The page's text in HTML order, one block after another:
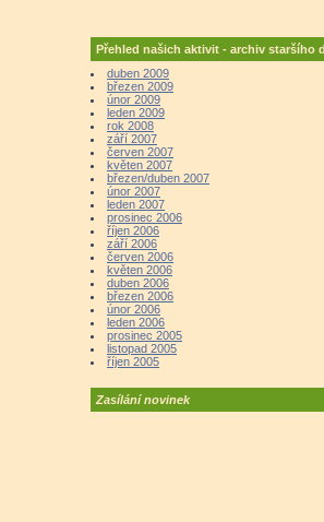
Přehled našich aktivit - archiv staršího
duben 2009
březen 2009
únor 2009
leden 2009
rok 2008
září 2007
červen 2007
květen 2007
březen/duben 2007
únor 2007
leden 2007
prosinec 2006
říjen 2006
září 2006
červen 2006
květen 2006
duben 2006
březen 2006
únor 2006
leden 2006
prosinec 2005
listopad 2005
říjen 2005
Zasílání novinek